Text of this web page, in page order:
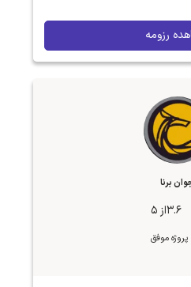
رزومه
برنا
3.6از 5
پروژه موفق